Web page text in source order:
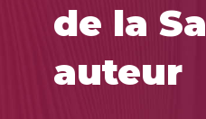
de la
auteur